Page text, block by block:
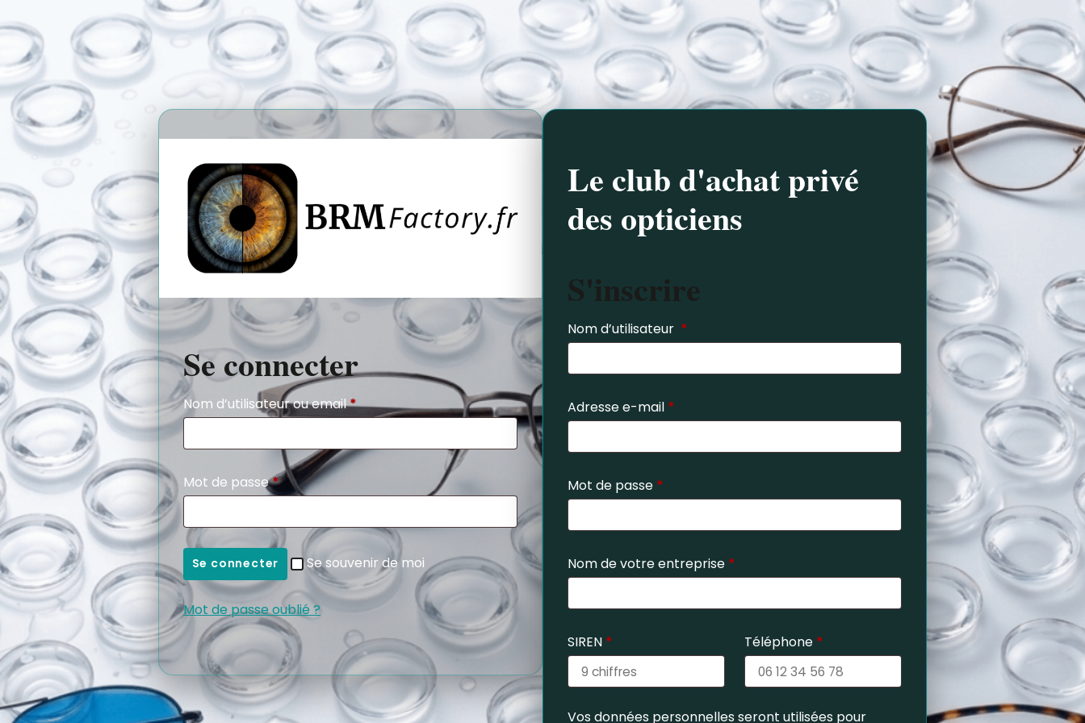
Se connecter
Nom d’utilisateur ou email*
Mot de passe*
Se connecter Se souvenir de moi
Mot de passe oublié ?
Le club d'achat privé
des opticiens
S'inscrire
Nom d’utilisateur *
Adresse e-mail *
Mot de passe *
Nom de votre entreprise *
SIREN * Téléphone *
Vos données personnelles seront utilisées pour